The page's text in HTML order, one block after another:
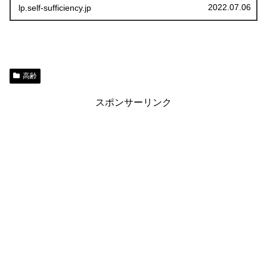
lp.self-sufficiency.jp 2022.07.06
高齢
スポンサーリンク